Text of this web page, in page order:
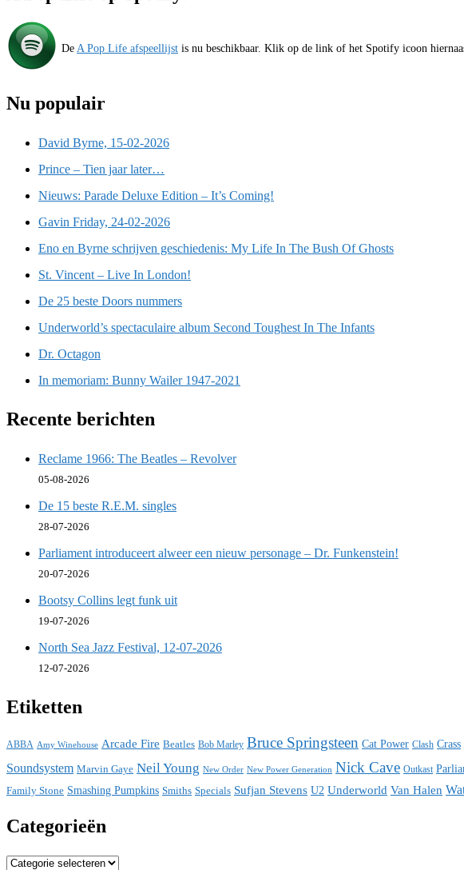
De A Pop Life afspeellijst is nu beschikbaar. Klik op de link of het Spotify icoon
Nu populair
David Byrne, 15-02-2026
Prince – Tien jaar later…
Nieuws: Parade Deluxe Edition – It’s Coming!
Gavin Friday, 24-02-2026
Eno en Byrne schrijven geschiedenis: My Life In The Bush Of Ghosts
St. Vincent – Live In London!
De 25 beste Doors nummers
Underworld’s spectaculaire album Second Toughest In The Infants
Dr. Octagon
In memoriam: Bunny Wailer 1947-2021
Recente berichten
Reclame 1966: The Beatles – Revolver
05-08-2026
De 15 beste R.E.M. singles
28-07-2026
Parliament introduceert alweer een nieuw personage – Dr. Funkenstein!
20-07-2026
Bootsy Collins legt funk uit
19-07-2026
North Sea Jazz Festival, 12-07-2026
12-07-2026
Etiketten
ABBA Amy Winehouse Arcade Fire Beatles Bob Marley Bruce Springsteen Cat Power Clash Crass
Soundsystem Marvin Gaye Neil Young New Order New Power Generation Nick Cave Outkast
Family Stone Smashing Pumpkins Smiths Specials Sufjan Stevens U2 Underworld Van Halen
Categorieën
Categorieën